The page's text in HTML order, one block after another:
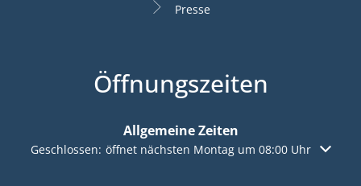
Presse
Öffnungszeiten
Allgemeine Zeiten
Klicken, um weitere Öffnungs- oder Schließzeiten
Geschlossen: öffnet nächsten Montag um 08:00 Uhr